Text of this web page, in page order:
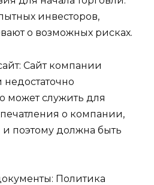
инвесторов,
о возможных рисках.
Сайт компании
может служить для
о компании,
и поэтому должна быть
Политика